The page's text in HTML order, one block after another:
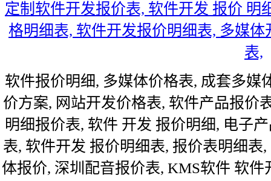
定制软件开发报价表, 软件开发 报价 明
格明细表, 软件开发报价明细表, 多媒
表,
软件报价明细, 多媒体价格表, 成套多媒
价方案, 网站开发价格表, 软件产品报价
明细报价表, 软件 开发 报价明细, 电子
表, 软件开发 报价明细表, 报价表明细
体报价, 深圳配音报价表, KMS软件 软